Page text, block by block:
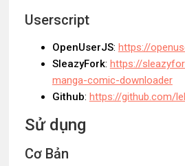
Userscript
OpenUserJS: https://
SleazyFork: https://
manga-comic-downloader
Github: https://github.com/
Sử dụng
Cơ Bản